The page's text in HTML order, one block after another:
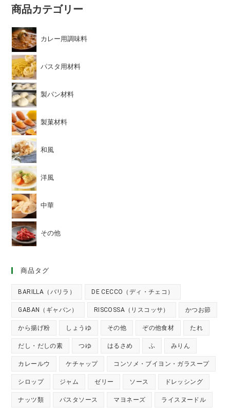
商品カテゴリー
カレー用調味料
パスタ用材料
製パン材料
製菓材料
和風
洋風
中華
その他
商品タグ
BARILLA（バリラ） DE CECCO（ディ・チェコ）
GABAN（ギャバン） RISCOSSA（リスコッサ） かつお節
から揚げ粉 しょうゆ その他 ぞの他食材 たれ
だし・だしの素 つゆ はるさめ ふ みりん
カレールウ ケチャップ コンソメ・ブイヨン・ガラスープ
シロップ ジャム ゼリー ソース ドレッシング
ナッツ類 パスタソース マヨネーズ ライスヌードル